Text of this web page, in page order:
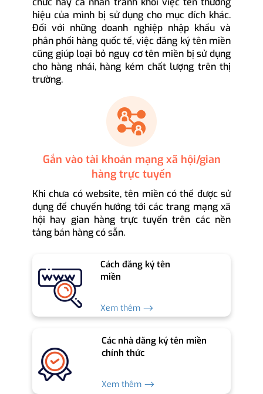
hiệu của mình bị sử dụng cho mục đích khác.
Đối với những doanh nghiệp nhập khẩu và
phân phối hàng quốc tế, việc đăng ký tên miền
cũng giúp loại bỏ nguy cơ tên miền bị sử dụng
cho hàng nhái, hàng kém chất lượng trên thị
trường.
Gắn vào tài khoản mạng xã hội/gian
hàng trực tuyến
Khi chưa có website, tên miền có thể được sử
dụng để chuyển hướng tới các trang mạng xã
hội hay gian hàng trực tuyến trên các nền
tảng bán hàng có sẵn.
Cách đăng ký tên
miền
Xem thêm ⟶
Các nhà đăng ký tên miền
chính thức
Xem thêm ⟶